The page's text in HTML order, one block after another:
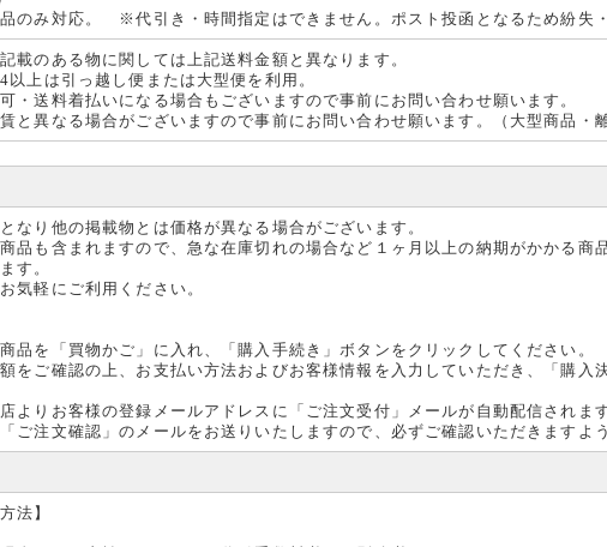
のみ対応。 ※代引き・時間指定はできません。ポスト投函となるため紛失
載のある物に関しては上記送料金額と異なります。
上は引っ越し便または大型便を利用。
・送料着払いになる場合もございますので事前にお問い合わせ願います。
と異なる場合がございますので事前にお問い合わせ願います。（大型商品・
なり他の掲載物とは価格が異なる場合がございます。
品も含まれますので、急な在庫切れの場合など１ヶ月以上の納期がかかる商
す。
気軽にご利用ください。
品を「買物かご」に入れ、「購入手続き」ボタンをクリックしてください。
をご確認の上、お支払い方法およびお客様情報を入力していただき、「購入
よりお客様の登録メールアドレスに「ご注文受付」メールが自動配信されま
ご注文確認」のメールをお送りいたしますので、必ずご確認いただきますよ
法】